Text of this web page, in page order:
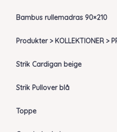
Bambus rullemadras 90×210
Produkter > KOLLEKTIONER >
Strik Cardigan beige
Strik Pullover blå
Toppe